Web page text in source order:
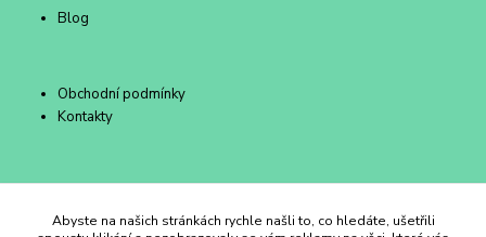
Blog
Obchodní podmínky
Kontakty
Duhový Ateliér Kroměříž
Abyste na našich stránkách rychle našli to, co hledáte, ušetřili